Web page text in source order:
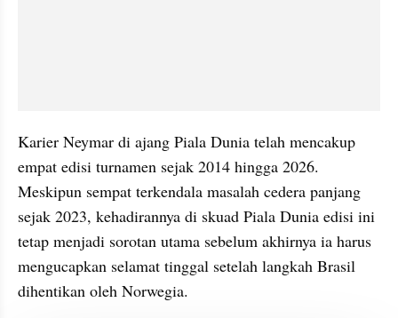
Karier Neymar di ajang Piala Dunia telah mencakup
empat edisi turnamen sejak 2014 hingga 2026.
Meskipun sempat terkendala masalah cedera panjang
sejak 2023, kehadirannya di skuad Piala Dunia edisi ini
tetap menjadi sorotan utama sebelum akhirnya ia harus
mengucapkan selamat tinggal setelah langkah Brasil
dihentikan oleh Norwegia.